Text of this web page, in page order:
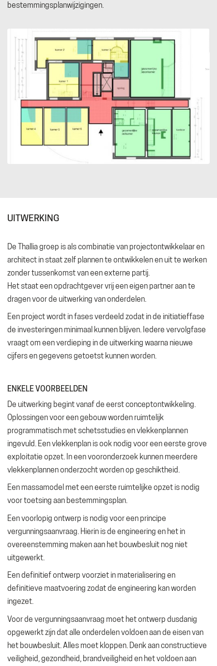
bestemmingsplanwijzigingen.
UITWERKING
De Thallia groep is als combinatie van projectontwikkelaar en
architect in staat zelf plannen te ontwikkelen en uit te werken
zonder tussenkomst van een externe partij.
Het staat een opdrachtgever vrij een eigen partner aan te
dragen voor de uitwerking van onderdelen.
Een project wordt in fases verdeeld zodat in de initiatieffase
de investeringen minimaal kunnen blijven. Iedere vervolgfase
vraagt om een verdieping in de uitwerking waarna nieuwe
cijfers en gegevens getoetst kunnen worden.
ENKELE VOORBEELDEN
De uitwerking begint vanaf de eerst conceptontwikkeling.
Oplossingen voor een gebouw worden ruimtelijk
programmatisch met schetsstudies en vlekkenplannen
ingevuld. Een vlekkenplan is ook nodig voor een eerste grove
exploitatie opzet. In een vooronderzoek kunnen meerdere
vlekkenplannen onderzocht worden op geschiktheid.
Een massamodel met een eerste ruimtelijke opzet is nodig
voor toetsing aan bestemmingsplan.
Een voorlopig ontwerp is nodig voor een principe
vergunningsaanvraag. Hierin is de engineering en het in
overeenstemming maken aan het bouwbesluit nog niet
uitgewerkt.
Een definitief ontwerp voorziet in materialisering en
definitieve maatvoering zodat de engineering kan worden
ingezet.
Voor de vergunningsaanvraag moet het ontwerp dusdanig
opgewerkt zijn dat alle onderdelen voldoen aan de eisen van
het bouwbesluit. Alles moet kloppen. Denk aan constructieve
veiligheid, gezondheid, brandveiligheid en het voldoen aan